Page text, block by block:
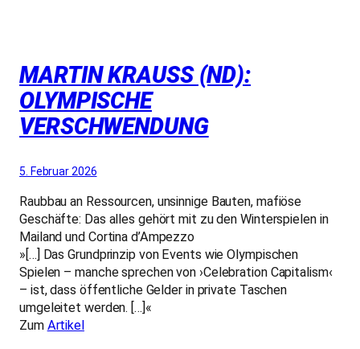
MARTIN KRAUSS (ND):
OLYMPISCHE
VERSCHWENDUNG
5. Februar 2026
Raubbau an Ressourcen, unsinnige Bauten, mafiöse
Geschäfte: Das alles gehört mit zu den Winterspielen in
Mailand und Cortina d’Ampezzo
»[…] Das Grundprinzip von Events wie Olympischen
Spielen – manche sprechen von ›Celebration Capitalism‹
– ist, dass öffentliche Gelder in private Taschen
umgeleitet werden. […]«
Zum Artikel